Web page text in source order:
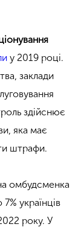
у 2019 році.
заклади
здійснює
яка має
штрафи.
омбудсменка
українців
року. У